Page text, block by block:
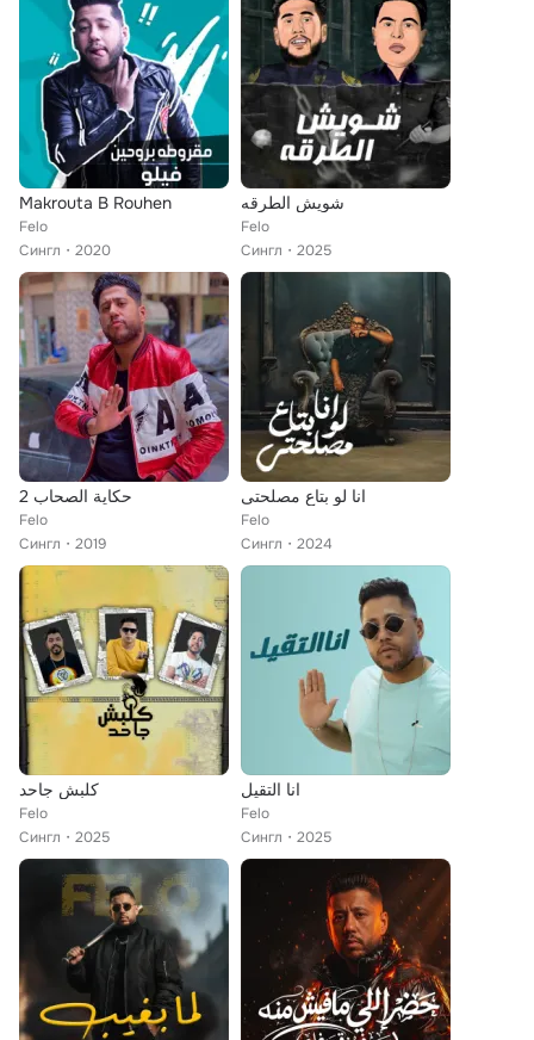
Makrouta B Rouhen
Felo
Сингл
2020
شويش الطرقه
Felo
Сингл
2025
حكاية الصحاب 2
Felo
Сингл
2019
انا لو بتاع مصلحتى
Felo
Сингл
2024
كلبش جاحد
Felo
Сингл
2025
انا التقيل
Felo
Сингл
2025